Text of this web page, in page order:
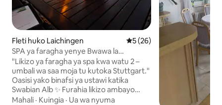
Fleti huko Laichingen Ukadiriaji wa wastani wa 5
5 (26)
SPA ya faragha yenye Bwawa la
kuogelea na Sauna (saa 1 kutoka
Stuttgart)
"Likizo ya faragha ya spa kwa watu 2 –
umbali wa saa moja tu kutoka Stuttgart."
Oasisi yako binafsi ya ustawi katika
Swabian Alb ✨ Furahia likizo ambayo
usingeweza kuipata isipokuwa kwenye
Mahali · Kuingia · Ua wa nyuma